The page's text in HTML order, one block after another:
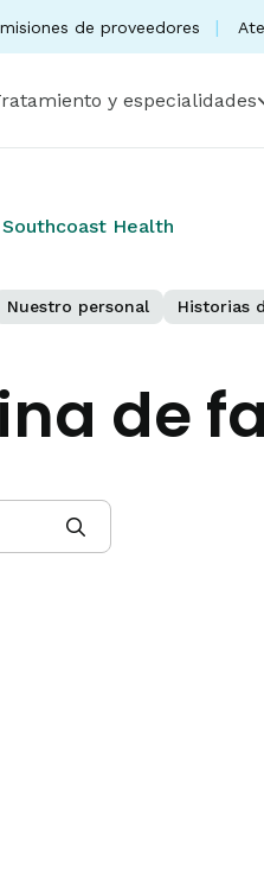
de proveedores
y especialidades
Health
Nuestro personal Historias
de